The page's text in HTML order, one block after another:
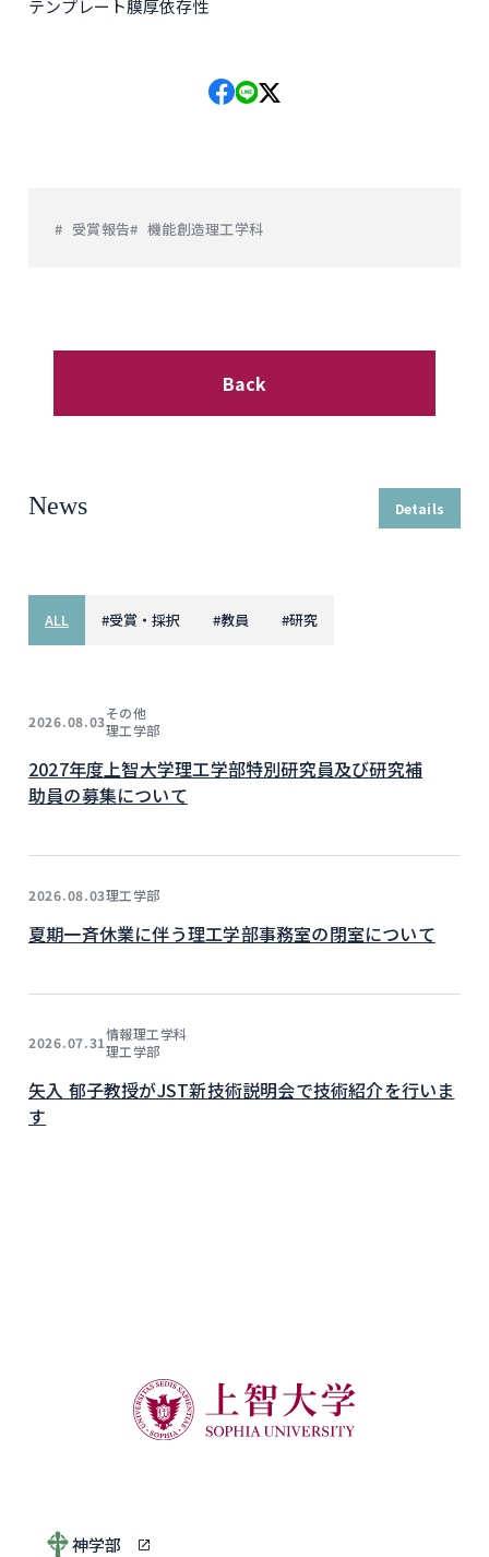
テンプレート膜厚依存性
受賞報告 機能創造理工学科
Back
News Details
ALL #受賞・採択 #教員 #研究
2026.08.03その他
理工学部
2027年度上智大学理工学部特別研究員及び研究補
助員の募集について
2026.08.03理工学部
夏期一斉休業に伴う理工学部事務室の閉室について
2026.07.31情報理工学科
理工学部
矢入 郁子教授がJST新技術説明会で技術紹介を行いま
す
神学部